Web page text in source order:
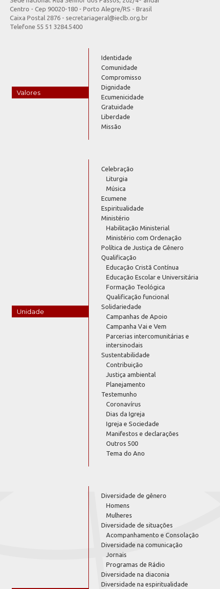
Centro - Cep 90020-180 - Porto Alegre/RS - Brasil
Caixa Postal 2876 - secretariageral@ieclb.org.br
Telefone 55 51 3284.5400
Valores
Identidade
Comunidade
Compromisso
Dignidade
Ecumenicidade
Gratuidade
Liberdade
Missão
Unidade
Celebração
Liturgia
Música
Ecumene
Espiritualidade
Ministério
Habilitação Ministerial
Ministério com Ordenação
Política de Justiça de Gênero
Qualificação
Educação Cristã Contínua
Educação Escolar e Universitária
Formação Teológica
Qualificação funcional
Solidariedade
Campanhas de Apoio
Campanha Vai e Vem
Parcerias intercomunitárias e
intersinodais
Sustentabilidade
Contribuição
Justiça ambiental
Planejamento
Testemunho
Coronavírus
Dias da Igreja
Igreja e Sociedade
Manifestos e declarações
Outros 500
Tema do Ano
Diversidade de gênero
Homens
Mulheres
Diversidade de situações
Acompanhamento e Consolação
Diversidade na comunicação
Jornais
Programas de Rádio
Diversidade na diaconia
Diversidade na espiritualidade